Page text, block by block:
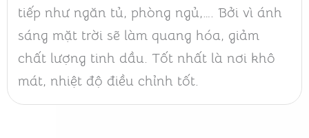
tiếp như ngăn tủ, phòng ngủ,…. Bởi vì ánh
sáng mặt trời sẽ làm quang hóa, giảm
chất lượng tinh dầu. Tốt nhất là nơi khô
mát, nhiệt độ điều chỉnh tốt.